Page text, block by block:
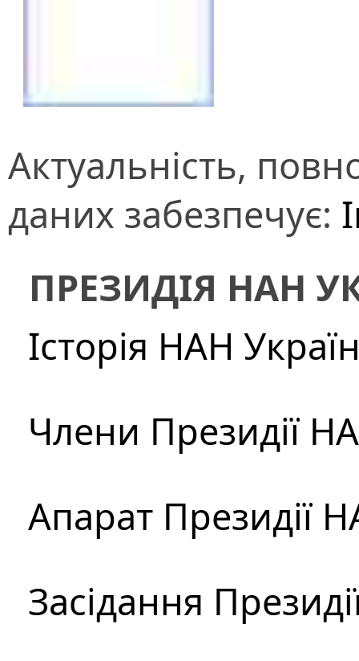
Актуальність,
даних забезпечує:
ПРЕЗИДІЯ НАН
Історія НАН
Члени Президії
Апарат Президії
Засідання